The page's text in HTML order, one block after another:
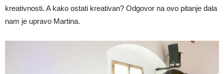
kreativnosti. A kako ostati kreativan? Odgovor na ovo pitanje dala
nam je upravo Martina.